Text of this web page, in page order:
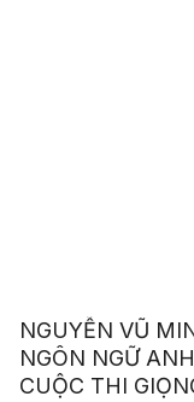
NGUYỄN VŨ
NGÔN NGỮ
CUỘC THI